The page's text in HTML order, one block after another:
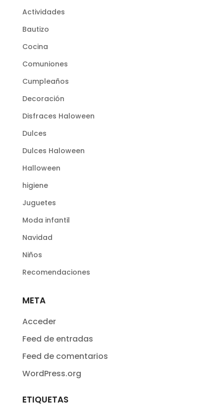
Actividades
Bautizo
Cocina
Comuniones
Cumpleaños
Decoración
Disfraces Haloween
Dulces
Dulces Haloween
Halloween
higiene
Juguetes
Moda infantil
Navidad
Niños
Recomendaciones
META
Acceder
Feed de entradas
Feed de comentarios
WordPress.org
ETIQUETAS